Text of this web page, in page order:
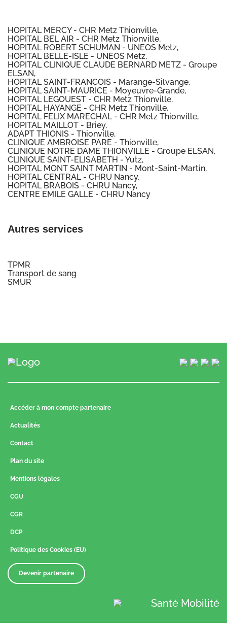
HOPITAL MERCY - CHR Metz Thionville,
HOPITAL BEL AIR - CHR Metz Thionville,
HOPITAL ROBERT SCHUMAN - UNEOS Metz,
HOPITAL BELLE-ISLE - UNEOS Metz,
HOPITAL CLINIQUE CLAUDE BERNARD METZ - Groupe
ELSAN,
HOPITAL SAINT-FRANCOIS - Marange-Silvange,
HOPITAL SAINT-MAURICE - Moyeuvre-Grande,
HOPITAL LEGOUEST - CHR Metz Thionville,
HOPITAL HAYANGE - CHR Metz Thionville,
HOPITAL FELIX MARECHAL - CHR Metz Thionville,
HOPITAL MAILLOT - Briey,
ADAPT THIONIS - Thionville,
CLINIQUE AMBROISE PARE - Thionville,
CLINIQUE NOTRE DAME THIONVILLE - Groupe ELSAN,
CLINIQUE SAINT-ELISABETH - Yutz,
HOPITAL MONT SAINT MARTIN - Mont-Saint-Martin,
HOPITAL CENTRAL - CHRU Nancy,
HOPITAL BRABOIS - CHRU Nancy,
CENTRE EMILE GALLE - CHRU Nancy
Autres services
TPMR
Transport de sang
SMUR
Accéder à mon compte partenaire
Actualités
Contact
Plan du site
Mentions légales
CGU
CGR
DCP
Politique des Cookies (EU)
Devenir partenaire